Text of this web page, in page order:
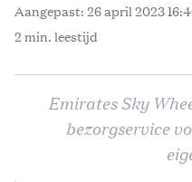
Aangepast: 26 april 2023
2 min. leestijd
Emirates Sky
bezorgservice